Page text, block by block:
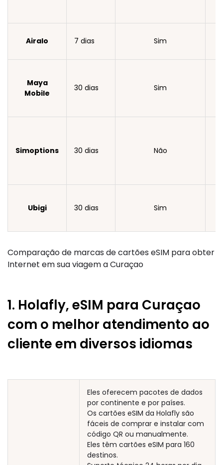
Airalo 7 dias Sim
Maya
Mobile
30 dias Sim
Simoptions 30 dias Não
Ubigi 30 dias Sim
Comparação de marcas de cartões eSIM para obter
Internet em sua viagem a Curaçao
1. Holafly, eSIM para Curaçao
com o melhor atendimento ao
cliente em diversos idiomas
Eles oferecem pacotes de dados
por continente e por países.
Os cartões eSIM da Holafly são
fáceis de comprar e instalar com
código QR ou manualmente.
Eles têm cartões eSIM para 160
destinos.